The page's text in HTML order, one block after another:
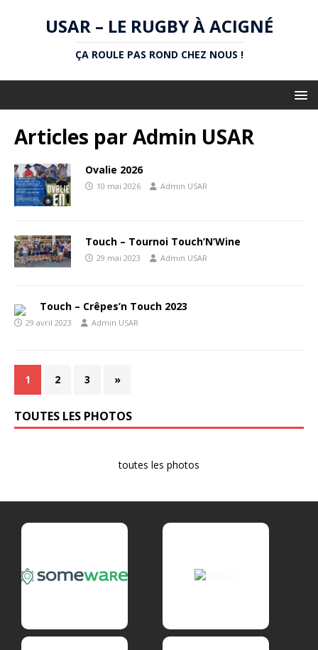
USAR – LE RUGBY À ACIGNÉ
ÇA ROULE PAS ROND CHEZ NOUS !
Articles par Admin USAR
Ovalie 2026
10 mai 2026 Admin USAR
Touch – Tournoi Touch’N’Wine
29 mai 2023 Admin USAR
Touch – Crêpes’n Touch 2023
29 avril 2023 Admin USAR
1 2 3 »
TOUTES LES PHOTOS
toutes les photos